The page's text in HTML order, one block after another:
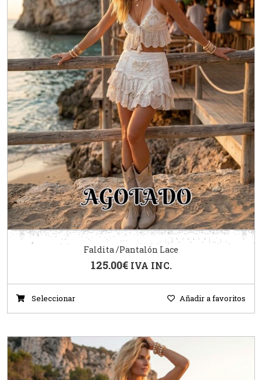
Faldita /Pantalón Lace
125.00€ IVA INC.
Seleccionar Añadir a favoritos